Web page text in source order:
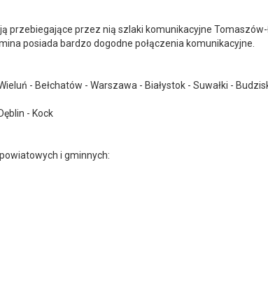
przebiegające przez nią szlaki komunikacyjne
posiada bardzo dogodne połączenia komunikacyjne.
- Bełchatów - Warszawa - Białystok - Suwałki -
- Kock
i gminnych: